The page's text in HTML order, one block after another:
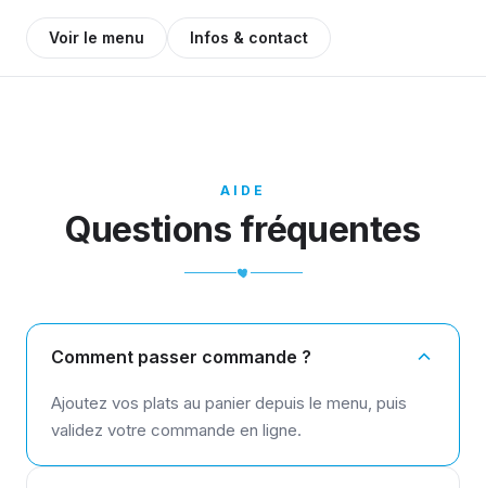
Voir le menu Infos & contact
AIDE
Questions fréquentes
Comment passer commande ?
Ajoutez vos plats au panier depuis le menu, puis
validez votre commande en ligne.